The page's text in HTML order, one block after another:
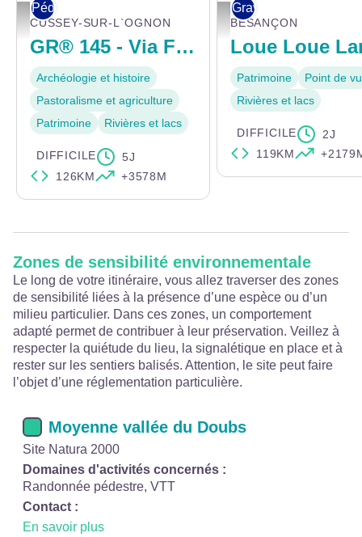
Ornans - ©Doubstourisme
Pédestre
CUSSEY-SUR-L`OGNON
GR® 145 - Via Francigena
Archéologie et histoire
Pastoralisme et agriculture
Patrimoine
Rivières et lacs
DIFFICILE
5J
126KM
+3578M
Pont sur la Loue - POC Studio
Gravel
BESANÇON
Loue Loue
Patrimoine
Point de
Rivières et lacs
DIFFICILE
2J
119KM
Zones de sensibilité environnementale
Le long de votre itinéraire, vous allez traverser des zones
de sensibilité liées à la présence d’une espèce ou d’un
milieu particulier. Dans ces zones, un comportement
adapté permet de contribuer à leur préservation. Veillez à
respecter la quiétude du lieu, la signalétique en place et à
rester sur les sentiers balisés. Attention, le site peut faire
l’objet d’une réglementation particulière.
Moyenne vallée du Doubs
Site Natura 2000
Domaines d'activités concernés :
Randonnée pédestre, VTT
Contact :
En savoir plus